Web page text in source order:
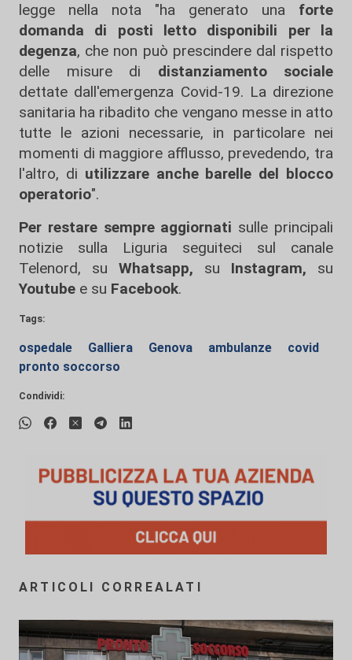
legge nella nota "ha generato una forte
domanda di posti letto disponibili per la
degenza, che non può prescindere dal rispetto
delle misure di distanziamento sociale
dettate dall'emergenza Covid-19. La direzione
sanitaria ha ribadito che vengano messe in atto
tutte le azioni necessarie, in particolare nei
momenti di maggiore afflusso, prevedendo, tra
l'altro, di utilizzare anche barelle del blocco
operatorio".
Per restare sempre aggiornati sulle principali
notizie sulla Liguria seguiteci sul canale
Telenord, su
Whatsapp, su Instagram, su
Youtube e su Facebook.
Tags:
ospedale Galliera Genova ambulanze
covid
pronto soccorso
Condividi:
ARTICOLI CORREALATI